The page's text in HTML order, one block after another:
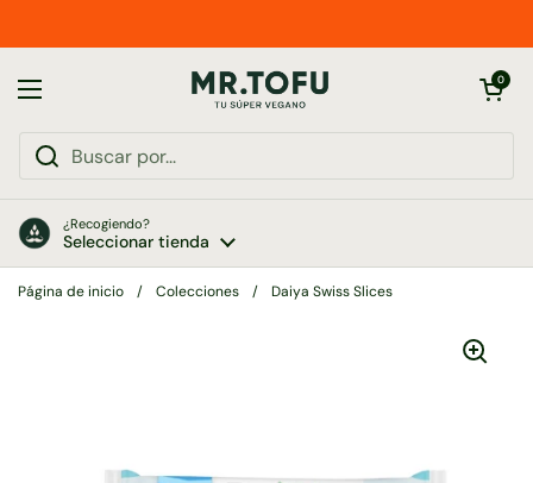
Abrir menú
Abrir carrito
0
¿Recogiendo?
Seleccionar tienda
Página de inicio / Colecciones / Daiya Swiss Slices